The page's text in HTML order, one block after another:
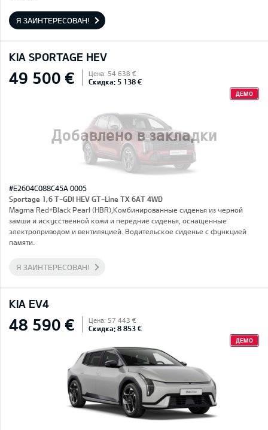
Я ЗАИНТЕРЕСОВАН!
KIA SPORTAGE HEV
Добавлено в закладки
49 500 € Цена: 54 638 €
Скидка: 5 138 €
ДЕМО
#E2604C088C45A 0005
Sportage 1,6 T-GDI HEV GT-Line TX 6AT 4WD
Magma Red+Black Pearl (HBR),Комбинированные сиденья из черной
замши и искусственной кожи и передние сиденья, оснащенные
электроприводом и вентиляцией. Водительское сиденье с функцией
памяти.
Я ЗАИНТЕРЕСОВАН!
KIA EV4
48 590 € Цена: 57 443 €
Скидка: 8 853 €
ДЕМО